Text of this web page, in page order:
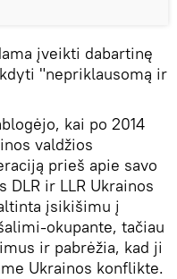
įveikti dabartinę
"nepriklausomą ir
kai po 2014
valdžios
prieš apie savo
DLR ir LLR Ukrainos
įsikišimu į
okupante, tačiau
ir pabrėžia, kad ji
Ukrainos konflikte.